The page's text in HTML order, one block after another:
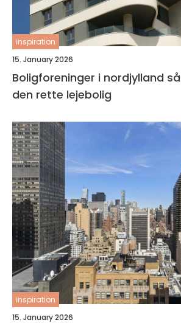
inspiration
15. January 2026
Boligforeninger i nordjylland sådan finder du
den rette lejebolig
inspiration
15. January 2026